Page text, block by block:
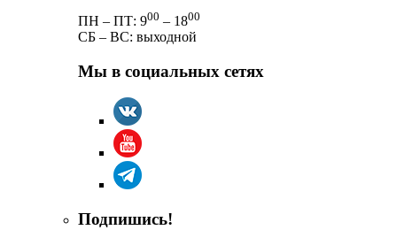
ПН – ПТ: 900 – 1800
СБ – ВС: выходной
Мы в социальных сетях
Подпишись!